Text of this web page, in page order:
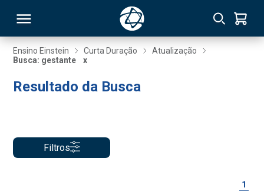
Ensino Einstein Curta Duração
Atualização
Busca: gestante
x
Resultado da Busca
Filtros
1